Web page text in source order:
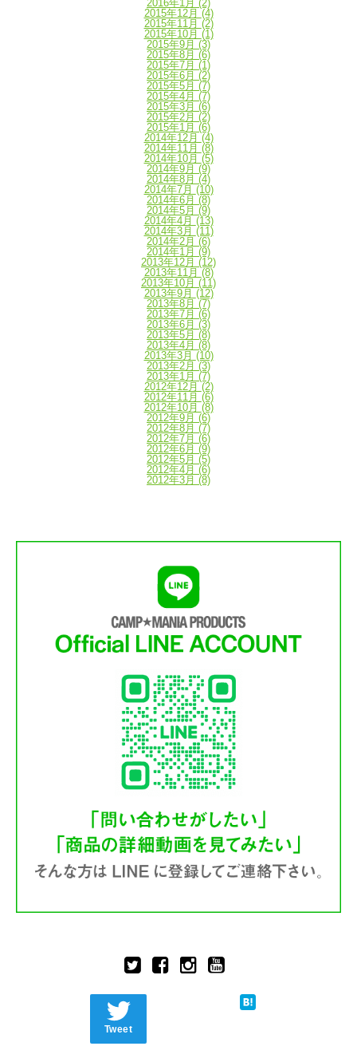
2016年1月 (2)
2015年12月 (4)
2015年11月 (2)
2015年10月 (1)
2015年9月 (3)
2015年8月 (6)
2015年7月 (1)
2015年6月 (2)
2015年5月 (7)
2015年4月 (7)
2015年3月 (6)
2015年2月 (2)
2015年1月 (6)
2014年12月 (4)
2014年11月 (8)
2014年10月 (5)
2014年9月 (9)
2014年8月 (4)
2014年7月 (10)
2014年6月 (8)
2014年5月 (9)
2014年4月 (13)
2014年3月 (11)
2014年2月 (6)
2014年1月 (9)
2013年12月 (12)
2013年11月 (8)
2013年10月 (11)
2013年9月 (12)
2013年8月 (7)
2013年7月 (6)
2013年6月 (3)
2013年5月 (8)
2013年4月 (8)
2013年3月 (10)
2013年2月 (3)
2013年1月 (7)
2012年12月 (2)
2012年11月 (6)
2012年10月 (8)
2012年9月 (6)
2012年8月 (7)
2012年7月 (6)
2012年6月 (9)
2012年5月 (5)
2012年4月 (6)
2012年3月 (8)
Tweet